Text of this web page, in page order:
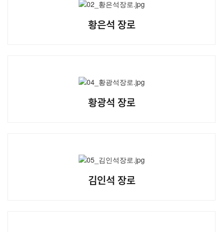
황은석 장로
황광석 장로
김인석 장로